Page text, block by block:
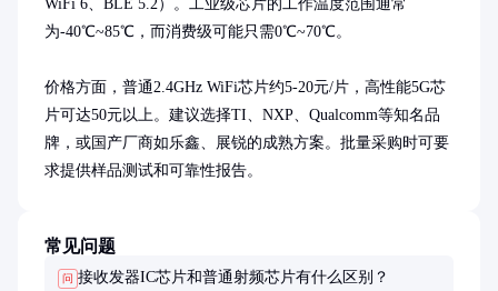
WiFi 6、BLE 5.2）。工业级芯片的工作温度范围通常
为-40℃~85℃，而消费级可能只需0℃~70℃。
价格方面，普通2.4GHz WiFi芯片约5-20元/片，高性能5G芯
片可达50元以上。建议选择TI、NXP、Qualcomm等知名品
牌，或国产厂商如乐鑫、展锐的成熟方案。批量采购时可要
求提供样品测试和可靠性报告。
常见问题
问 接收发器IC芯片和普通射频芯片有什么区别？